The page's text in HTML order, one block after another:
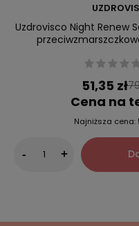
Uzdrovisco Night Renew
51,35 zł
Cena na
Najniższa cena:
- +